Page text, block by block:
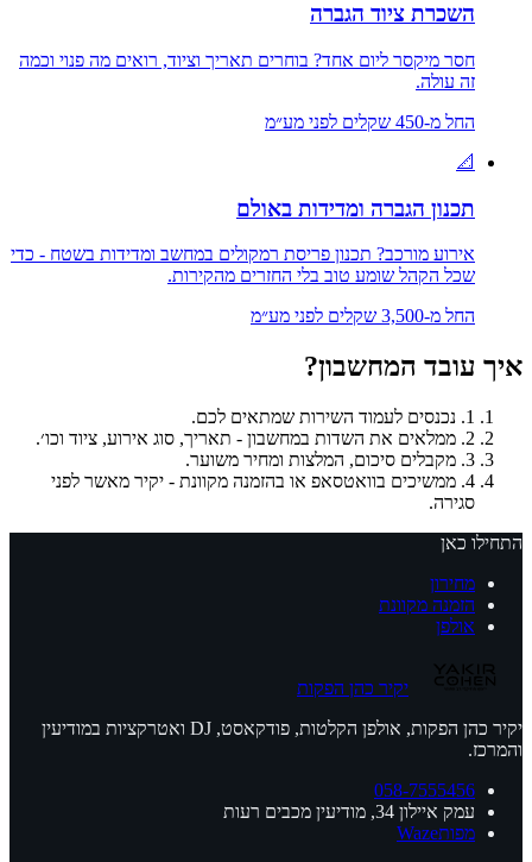
השכרת ציוד הגברה
חסר מיקסר ליום אחד? בוחרים תאריך וציוד, רואים מה פנוי וכמה
זה עולה.
החל מ-450 שקלים לפני מע״מ
📐
תכנון הגברה ומדידות באולם
אירוע מורכב? תכנון פריסת רמקולים במחשב ומדידות בשטח - כדי
שכל הקהל שומע טוב בלי החזרים מהקירות.
החל מ-3,500 שקלים לפני מע״מ
איך עובד המחשבון?
1. נכנסים לעמוד השירות שמתאים לכם.
2. ממלאים את השדות במחשבון - תאריך, סוג אירוע, ציוד וכו׳.
3. מקבלים סיכום, המלצות ומחיר משוער.
4. ממשיכים בוואטסאפ או בהזמנה מקוונת - יקיר מאשר לפני
סגירה.
התחילו כאן
מחירון
הזמנה מקוונת
אולפן
יקיר כהן הפקות
יקיר כהן הפקות, אולפן הקלטות, פודקאסט, DJ ואטרקציות במודיעין
והמרכז.
058-7555456
עמק איילון 34, מודיעין מכבים רעות
מפותWaze